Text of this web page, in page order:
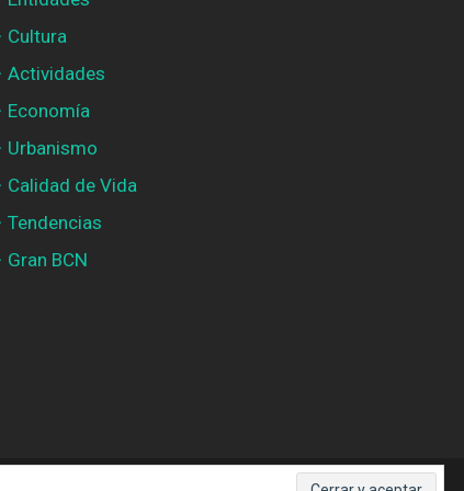
Cultura
Actividades
Economía
Urbanismo
Calidad de Vida
Tendencias
Gran BCN